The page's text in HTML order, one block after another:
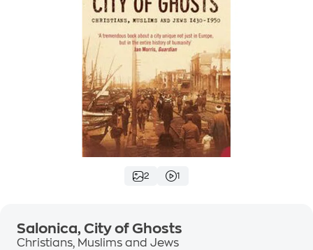
2 1
Salonica, City of Ghosts
Christians, Muslims and Jews